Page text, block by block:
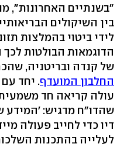
"בשנתיים האחרונות",
בין השיקולים
לידי ביטוי בהמלצות
הדוגמאות הבולטות
של קנדה ובריטניה,
החלבון המועדף. יחד
עולה קריאה חד
שהדו"ח מדגיש: 'המידע
דיו כדי לחייב פעולה
לעלייה בהתכנות